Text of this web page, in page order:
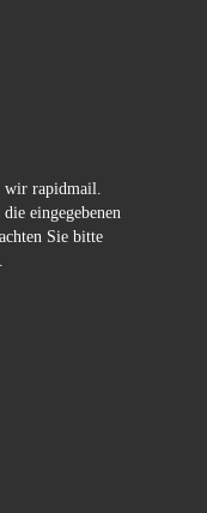
wir rapidmail.
eingegebenen
Sie bitte